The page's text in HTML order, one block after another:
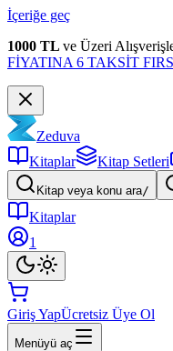
İçeriğe geç
1000 TL ve Üzeri
FİYATINA 6 TAKSİT
Zeduva
Kitaplar
Kitap Setleri
Kitap veya konu ara/
Kitaplar
1
Giriş YapÜcretsiz Üye Ol
Menüyü aç